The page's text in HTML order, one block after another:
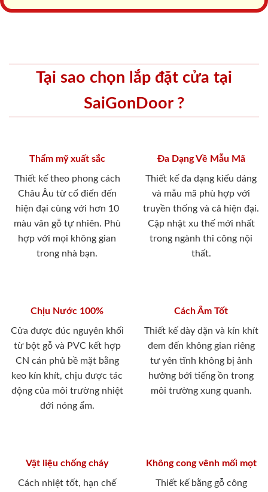
Tại sao chọn lắp đặt cửa tại
SaiGonDoor ?
Thẩm mỹ xuất sắc
Thiết kế theo phong cách
Châu Âu từ cổ điển đến
hiện đại cùng với hơn 10
màu vân gỗ tự nhiên. Phù
hợp với mọi không gian
trong nhà bạn.
Đa Dạng Về Mẫu Mã
Thiết kế đa dạng kiểu dáng
và mẫu mã phù hợp với
truyền thống và cả hiện đại.
Cập nhật xu thế mới nhất
trong ngành thi công nội
thất.
Chịu Nước 100%
Cửa được đúc nguyên khối
từ bột gỗ và PVC kết hợp
CN cán phủ bề mặt bằng
keo kín khít, chịu được tác
động của môi trường nhiệt
đới nóng ẩm.
Cách Âm Tốt
Thiết kế dày dặn và kín khít
đem đến không gian riêng
tư yên tĩnh không bị ảnh
hưởng bới tiếng ồn trong
môi trường xung quanh.
Vật liệu chống cháy
Cách nhiệt tốt, hạn chế
Không cong vênh mối mọt
Thiết kế bằng gỗ công